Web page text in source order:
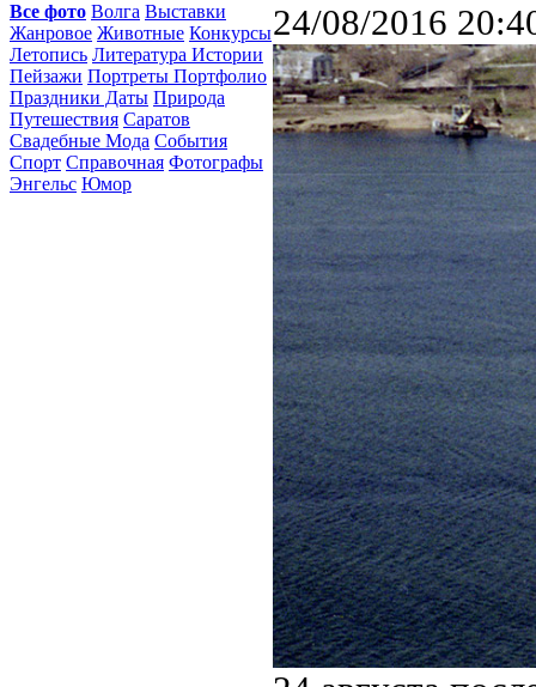
Все фото Волга Выставки
Жанровое Животные Конкурсы
Летопись Литература Истории
Пейзажи Портреты Портфолио
Праздники Даты Природа
Путешествия Саратов
Свадебные Мода События
Спорт Справочная Фотографы
Энгельс Юмор
24/08/2016